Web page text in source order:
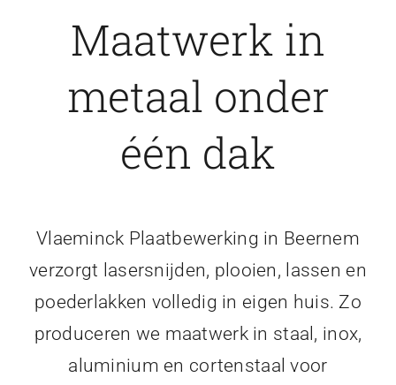
Maatwerk in
metaal onder
één dak
Vlaeminck Plaatbewerking in Beernem
verzorgt lasersnijden, plooien, lassen en
poederlakken volledig in eigen huis. Zo
produceren we maatwerk in staal, inox,
aluminium en cortenstaal voor